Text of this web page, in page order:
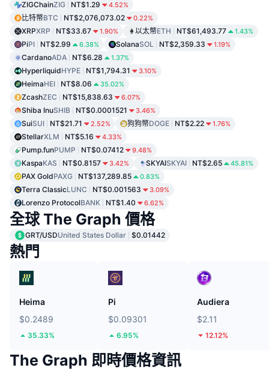
ZIGChainZIG NT$1.29 4.52%
比特幣BTC NT$2,076,073.02 0.22%
XRPXRP NT$33.67 1.90% 以太幣ETH NT$61,493.77 1.43%
PiPI NT$2.99 6.38% SolanaSOL NT$2,359.33 1.19%
CardanoADA NT$6.28 1.37%
HyperliquidHYPE NT$1,794.31 3.10%
HeimaHEI NT$8.06 35.02%
ZcashZEC NT$15,838.63 6.07%
Shiba InuSHIB NT$0.0001521 3.46%
SuiSUI NT$21.71 2.52% 狗狗幣DOGE NT$2.22 1.76%
StellarXLM NT$5.16 4.33%
Pump.funPUMP NT$0.07412 9.48%
KaspaKAS NT$0.8157 3.42% SKYAISKYAI NT$2.65 45.81%
PAX GoldPAXG NT$137,289.85 0.83%
Terra ClassicLUNC NT$0.001563 3.09%
Lorenzo ProtocolBANK NT$1.40 6.62%
全球 The Graph 價格
GRT/USDUnited States Dollar $0.01442
熱門
Heima
$0.2489
35.33%
Pi
$0.09301
6.95%
Audiera
$2.11
12.12%
The Graph 即時價格資訊